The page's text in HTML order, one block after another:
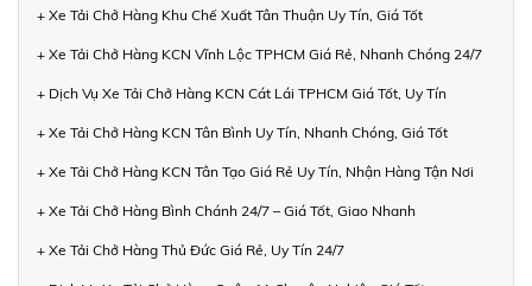
+ Xe Tải Chở Hàng Khu Chế Xuất Tân Thuận Uy Tín, Giá Tốt
+ Xe Tải Chở Hàng KCN Vĩnh Lộc TPHCM Giá Rẻ, Nhanh Chóng 24/7
+ Dịch Vụ Xe Tải Chở Hàng KCN Cát Lái TPHCM Giá Tốt, Uy Tín
+ Xe Tải Chở Hàng KCN Tân Bình Uy Tín, Nhanh Chóng, Giá Tốt
+ Xe Tải Chở Hàng KCN Tân Tạo Giá Rẻ Uy Tín, Nhận Hàng Tận Nơi
+ Xe Tải Chở Hàng Bình Chánh 24/7 – Giá Tốt, Giao Nhanh
+ Xe Tải Chở Hàng Thủ Đức Giá Rẻ, Uy Tín 24/7